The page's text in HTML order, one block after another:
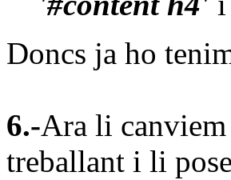
Doncs ja ho
6.-Ara li canviem
treballant i li